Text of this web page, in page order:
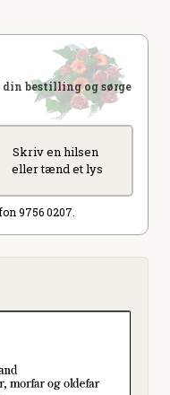
bestilling og sørge
Skriv en hilsen
eller tænd et lys
9756 0207.